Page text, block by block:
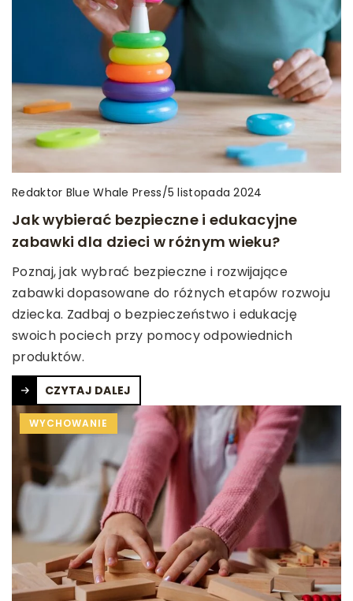
Redaktor Blue Whale Press/5 listopada 2024
Jak wybierać bezpieczne i edukacyjne
zabawki dla dzieci w różnym wieku?
Poznaj, jak wybrać bezpieczne i rozwijające
zabawki dopasowane do różnych etapów rozwoju
dziecka. Zadbaj o bezpieczeństwo i edukację
swoich pociech przy pomocy odpowiednich
produktów.
CZYTAJ DALEJ
WYCHOWANIE